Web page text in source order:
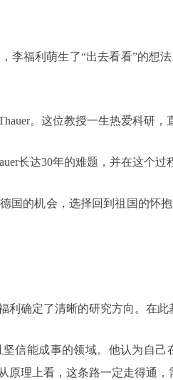
李福利萌生了“出去看看”的想
。这位教授一生热爱科研，
长达30年的难题，并在这个过
国的机会，选择回到祖国的怀
确定了清晰的研究方向。在此
信能成事的领域。他认为自
理上看，这条路一定走得通，